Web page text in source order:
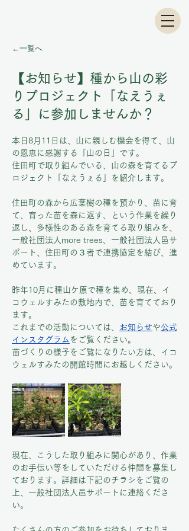
←一覧へ
【お知らせ】種から山の彩
りプロジェクト「なえうぇ
る」に参加しませんか？
本日8月11日は、山に親しむ機会を得て、山
の恩恵に感謝する「山の日」です。
住田町で取り組んでいる、山の森を育てるプ
ロジェクト「なえうぇる」を紹介します。
住田町の森から広葉樹の種を預かり、苗に育
て、育った苗を森に返す、という作業を繰り
返し、多様性のある森を育てる取り組みを、
一般社団法人more trees、一般社団法人邑サ
ポート、住田町の３者で連携協定を結び、進
めています。
昨年10月に種山ケ原で種を集め、現在、イ
コウェルすみたの敷地内で、苗を育てており
ます。
これまでの活動については、 お知らせや公式
インスタグラム をご覧ください。
苗づくりの様子をご覧になりたい方は、イコ
ウェルすみたの開館時間にお越しください。
現在、こうした取り組みに関心があり、作業
のお手伝い等をしていただける仲間を募集し
ております。詳細は下記のチラシをご覧の
上、一般社団法人邑サポートに連絡くださ
い。